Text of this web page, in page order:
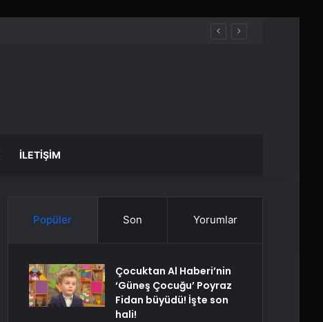
İLETIŞIM
Popüler Son Yorumlar
Çocuktan Al Haberi’nin
‘Güneş Çocuğu’ Poyraz
Fidan büyüdü! İşte son
hali!